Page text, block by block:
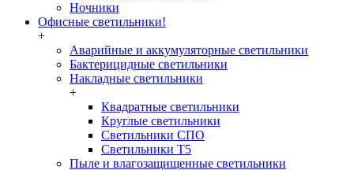
Ночники
Офисные светильники!
+
Аварийные и аккумуляторные светильники
Бактерицидные светильники
Накладные светильники
+
Квадратные светильники
Круглые светильники
Светильники СПО
Светильники Т5
Пыле и влагозащищенные светильники